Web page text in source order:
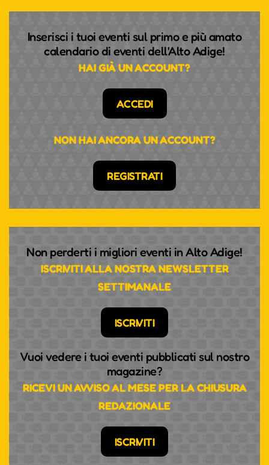
Inserisci i tuoi eventi sul primo e più amato
calendario di eventi dell'Alto Adige!
HAI GIÀ UN ACCOUNT?
ACCEDI
NON HAI ANCORA UN ACCOUNT?
REGISTRATI
Non perderti i migliori eventi in Alto Adige!
ISCRIVITI ALLA NOSTRA NEWSLETTER
SETTIMANALE
ISCRIVITI
Vuoi vedere i tuoi eventi pubblicati sul nostro
magazine?
RICEVI UN AVVISO AL MESE PER LA CHIUSURA
REDAZIONALE
ISCRIVITI